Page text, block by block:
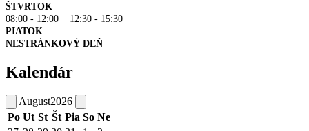
ŠTVRTOK
08:00 - 12:00 12:30 - 15:30
PIATOK
NESTRÁNKOVÝ DEŇ
Kalendár
August2026
Po Ut St Št Pia So Ne